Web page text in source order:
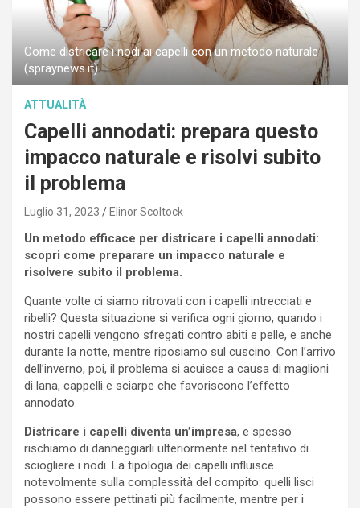
Come districare i nodi ai capelli con un metodo naturale
(spraynews.it)
ATTUALITÀ
Capelli annodati: prepara questo
impacco naturale e risolvi subito
il problema
Luglio 31, 2023 Elinor Scoltock
Un metodo efficace per districare i capelli annodati:
scopri come preparare un impacco naturale e
risolvere subito il problema.
Quante volte ci siamo ritrovati con i capelli intrecciati e
ribelli? Questa situazione si verifica ogni giorno, quando i
nostri capelli vengono sfregati contro abiti e pelle, e anche
durante la notte, mentre riposiamo sul cuscino. Con l’arrivo
dell’inverno, poi, il problema si acuisce a causa di maglioni
di lana, cappelli e sciarpe che favoriscono l’effetto
annodato.
Districare i capelli diventa un’impresa, e spesso
rischiamo di danneggiarli ulteriormente nel tentativo di
sciogliere i nodi. La tipologia dei capelli influisce
notevolmente sulla complessità del compito: quelli lisci
possono essere pettinati più facilmente, mentre per i